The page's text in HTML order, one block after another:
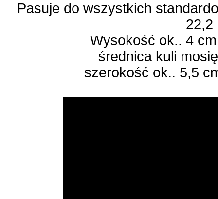
Pasuje do wszystkich
22,2
Wysokość ok.. 4
średnica kuli
szerokość ok.. 5,5